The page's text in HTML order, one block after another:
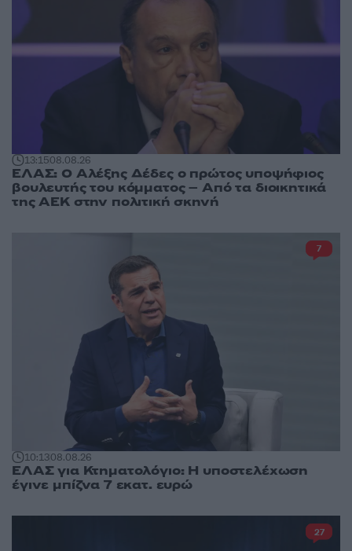
13:1508.08.26
ΕΛΑΣ: Ο Αλέξης Δέδες ο πρώτος υποψήφιος
βουλευτής του κόμματος – Από τα διοικητικά
της ΑΕΚ στην πολιτική σκηνή
10:1308.08.26
ΕΛΑΣ για Κτηματολόγιο: Η υποστελέχωση
έγινε μπίζνα 7 εκατ. ευρώ
7
27